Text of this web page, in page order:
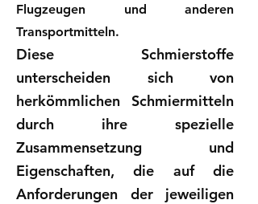
Flugzeugen und anderen
Transportmitteln.
Diese Schmierstoffe
unterscheiden sich von
herkömmlichen Schmiermitteln
durch ihre spezielle
Zusammensetzung und
Eigenschaften, die auf die
Anforderungen der jeweiligen